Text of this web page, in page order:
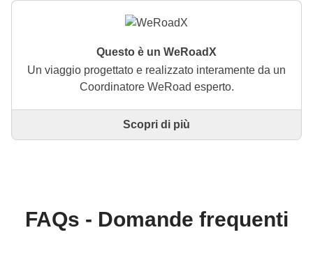
Questo è un WeRoadX
Un viaggio progettato e realizzato interamente da un
Coordinatore WeRoad esperto.
Questo è un viaggio progettato e realizzato
WeRoad potrai prenotare il viaggio e gestirlo nella
tua area personale, come qualsiasi altro WeRoad.
Scopri di più
FAQs - Domande frequenti